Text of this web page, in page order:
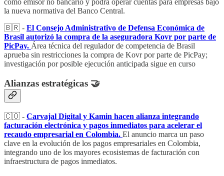
como emisor no bancario y podrá operar cuentas para empresas bajo
la nueva normativa del Banco Central.
🇧🇷 - El Consejo Administrativo de Defensa Económica de
Brasil autorizó la compra de la aseguradora Kovr por parte de
PicPay. Área técnica del regulador de competencia de Brasil
aprueba sin restricciones la compra de Kovr por parte de PicPay;
investigación por posible ejecución anticipada sigue en curso
Alianzas estratégicas 🤝
🇨🇴 - Carvajal Digital y Kamin hacen alianza integrando
facturación electrónica y pagos inmediatos para acelerar el
recaudo empresarial en Colombia. El anuncio marca un paso
clave en la evolución de los pagos empresariales en Colombia,
integrando uno de los mayores ecosistemas de facturación con
infraestructura de pagos inmediatos.